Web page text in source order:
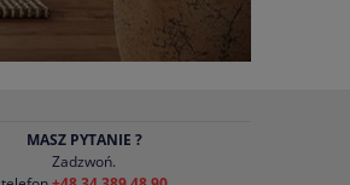
MASZ PYTANIE ?
Zadzwoń.